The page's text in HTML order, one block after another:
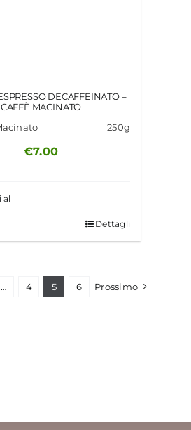
DECAFFEINATO –
CAFFÈ MACINATO
250g
€7.00
al
Dettagli
… 4 5 6 Prossimo